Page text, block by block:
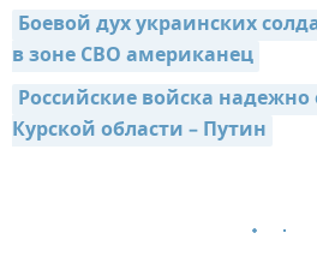
Боевой дух украинских
в зоне СВО американец
Российские войска
Курской области – Путин